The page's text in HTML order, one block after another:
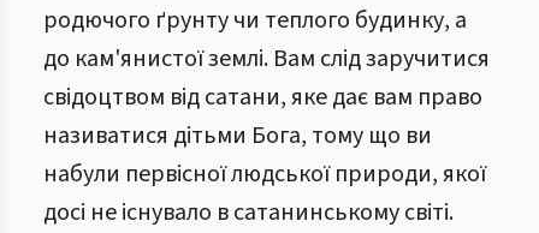
родючого ґрунту чи теплого будинку, а
до кам'янистої землі. Вам слід заручитися
свідоцтвом від сатани, яке дає вам право
називатися дітьми Бога, тому що ви
набули первісної людської природи, якої
досі не існувало в сатанинському світі.